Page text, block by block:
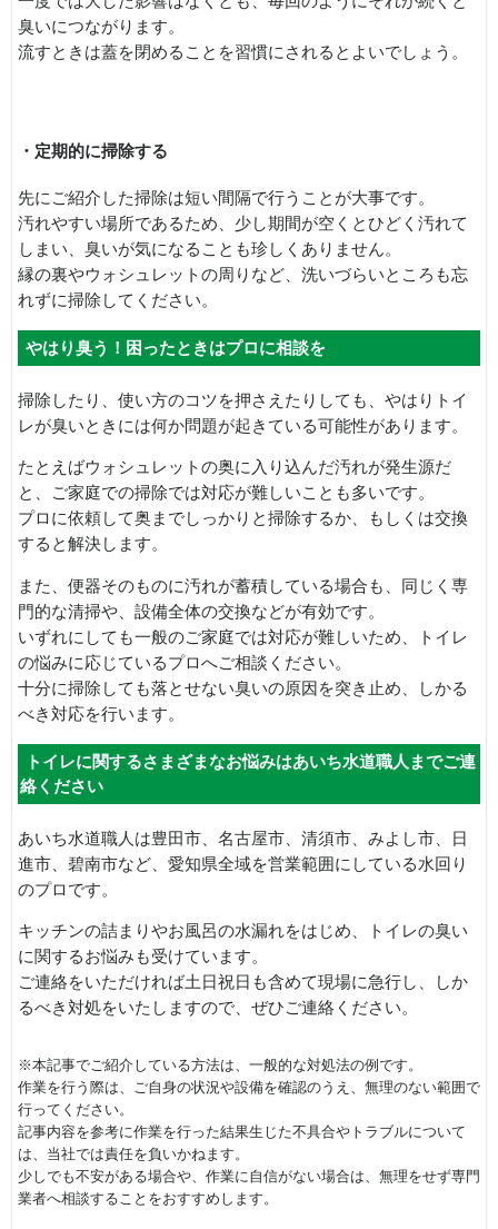
臭いにつながります。
流すときは蓋を閉めることを習慣にされるとよいでしょう。
・定期的に掃除する
先にご紹介した掃除は短い間隔で行うことが大事です。
汚れやすい場所であるため、少し期間が空くとひどく汚れて
しまい、臭いが気になることも珍しくありません。
縁の裏やウォシュレットの周りなど、洗いづらいところも忘
れずに掃除してください。
やはり臭う！困ったときはプロに相談を
掃除したり、使い方のコツを押さえたりしても、やはりトイ
レが臭いときには何か問題が起きている可能性があります。
たとえばウォシュレットの奥に入り込んだ汚れが発生源だ
と、ご家庭での掃除では対応が難しいことも多いです。
プロに依頼して奥までしっかりと掃除するか、もしくは交換
すると解決します。
また、便器そのものに汚れが蓄積している場合も、同じく専
門的な清掃や、設備全体の交換などが有効です。
いずれにしても一般のご家庭では対応が難しいため、トイレ
の悩みに応じているプロへご相談ください。
十分に掃除しても落とせない臭いの原因を突き止め、しかる
べき対応を行います。
トイレに関するさまざまなお悩みはあいち水道職人までご連
絡ください
あいち水道職人は豊田市、名古屋市、清須市、みよし市、日
進市、碧南市など、愛知県全域を営業範囲にしている水回り
のプロです。
キッチンの詰まりやお風呂の水漏れをはじめ、トイレの臭い
に関するお悩みも受けています。
ご連絡をいただければ土日祝日も含めて現場に急行し、しか
るべき対処をいたしますので、ぜひご連絡ください。
※本記事でご紹介している方法は、一般的な対処法の例です。
作業を行う際は、ご自身の状況や設備を確認のうえ、無理のない範囲で
行ってください。
記事内容を参考に作業を行った結果生じた不具合やトラブルについて
は、当社では責任を負いかねます。
少しでも不安がある場合や、作業に自信がない場合は、無理をせず専門
業者へ相談することをおすすめします。